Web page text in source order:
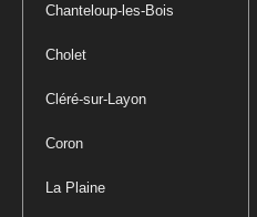
Chanteloup-les-Bois
Cholet
Cléré-sur-Layon
Coron
La Plaine